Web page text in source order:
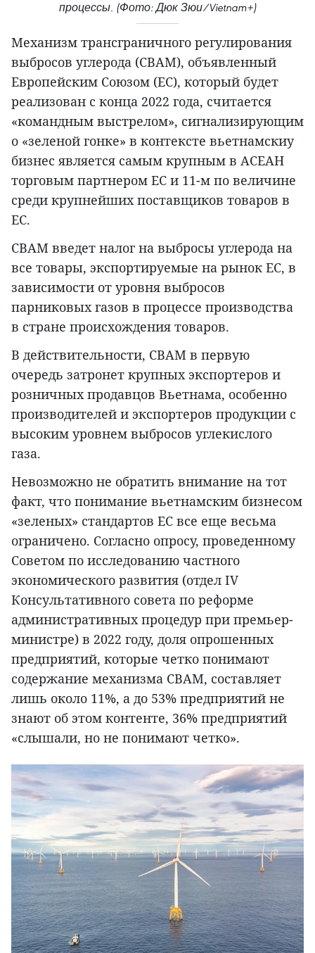
процессы. (Фото: Дюк Зюи/Vietnam+)
Механизм трансграничного регулирования
выбросов углерода (CBAM), объявленный
Европейским Союзом (ЕС), который будет
реализован с конца 2022 года, считается
«командным выстрелом», сигнализирующим
о «зеленой гонке» в контексте вьетнамскиу
бизнес является самым крупным в АСЕАН
торговым партнером ЕС и 11-м по величине
среди крупнейших поставщиков товаров в
ЕС.
CBAM введет налог на выбросы углерода на
все товары, экспортируемые на рынок ЕС, в
зависимости от уровня выбросов
парниковых газов в процессе производства
в стране происхождения товаров.
В действительности, CBAM в первую
очередь затронет крупных экспортеров и
розничных продавцов Вьетнама, особенно
производителей и экспортеров продукции с
высоким уровнем выбросов углекислого
газа.
Невозможно не обратить внимание на тот
факт, что понимание вьетнамским бизнесом
«зеленых» стандартов ЕС все еще весьма
ограничено. Согласно опросу, проведенному
Советом по исследованию частного
экономического развития (отдел IV
Консультативного совета по реформе
административных процедур при премьер-
министре) в 2022 году, доля опрошенных
предприятий, которые четко понимают
содержание механизма CBAM, составляет
лишь около 11%, а до 53% предприятий не
знают об этом контенте, 36% предприятий
«слышали, но не понимают четко».